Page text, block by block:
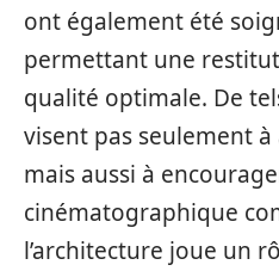
ont également été
permettant une
qualité optimale. De
visent pas seulement
mais aussi à
cinématographique
l’architecture joue un